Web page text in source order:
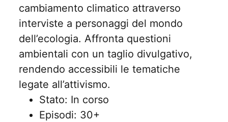
cambiamento climatico attraverso
interviste a personaggi del mondo
dell’ecologia. Affronta questioni
ambientali con un taglio divulgativo,
rendendo accessibili le tematiche
legate all’attivismo.
Stato: In corso
Episodi: 30+